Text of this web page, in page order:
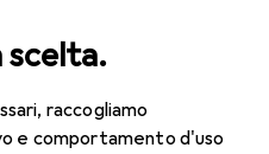
scelta.
raccogliamo
e comportamento d'uso
E-mobility + Sport su rotelle
su rotelle